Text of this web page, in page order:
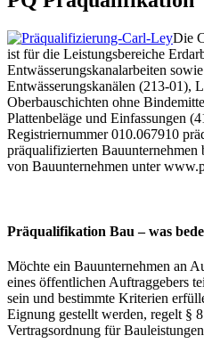
Die
ist für die Leistungsbereiche
Entwässerungskanalarbeiten
Entwässerungskanälen (213-01),
Oberbauschichten ohne
Plattenbeläge und Einfassungen
Registriernummer 010.067910
präqualifizierten
von Bauunternehmen unter
Präqualifikation Bau – was
Möchte ein Bauunternehmen an
eines öffentlichen Auftraggebers
sein und bestimmte Kriterien
Eignung gestellt werden, regelt §
Vertragsordnung für